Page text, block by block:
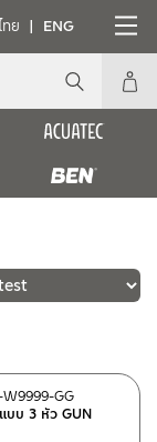
ทย ENG
บบ 3 หัว GUN
GG